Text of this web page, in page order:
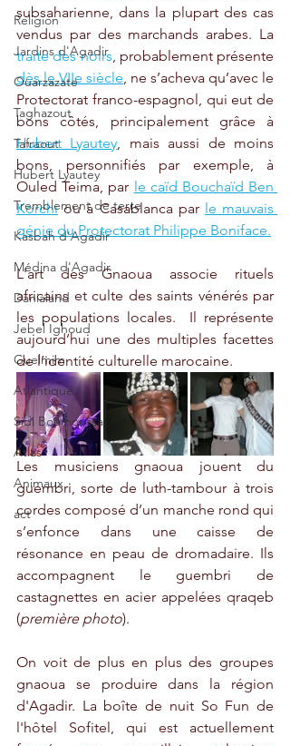
Religion
Jardins d'Agadir
Ouarzazate
Taghazout
Tafraout
Hubert Lyautey
Tremblement de terre
Kasbah d'Agadir
Médina d'Agadir
Danialand
Jebel Ighoud
Guelmim
Atlantique
Sidi Boumoussa
Atlas
Animaux
act
subsaharienne, dans la plupart des cas
traite des noirs
dès le VIIe siècle , ne s’acheva qu’avec le
Protectorat franco-espagnol, qui eut de
Hubert Lyautey , mais aussi de moins
bons, personnifiés par exemple, à
Ouled Teima, par le caïd Bouchaïd Ben
Korchi ou à Casablanca par le mauvais
génie du Protectorat Philippe Boniface.
L'art des Gnaoua associe rituels
africains et culte des saints vénérés par
les populations locales.  Il représente
aujourd’hui une des multiples facettes
de l’identité culturelle marocaine.
Les musiciens gnaoua jouent du
guembri, sorte de luth-tambour à trois
cordes composé d’un manche rond qui
s’enfonce dans une caisse de
résonance en peau de dromadaire. Ils
accompagnent le guembri de
castagnettes en acier appelées qraqeb
(première photo).
On voit de plus en plus des groupes
gnaoua se produire dans la région
d'Agadir. La boîte de nuit So Fun de
l'hôtel Sofitel, qui est actuellement